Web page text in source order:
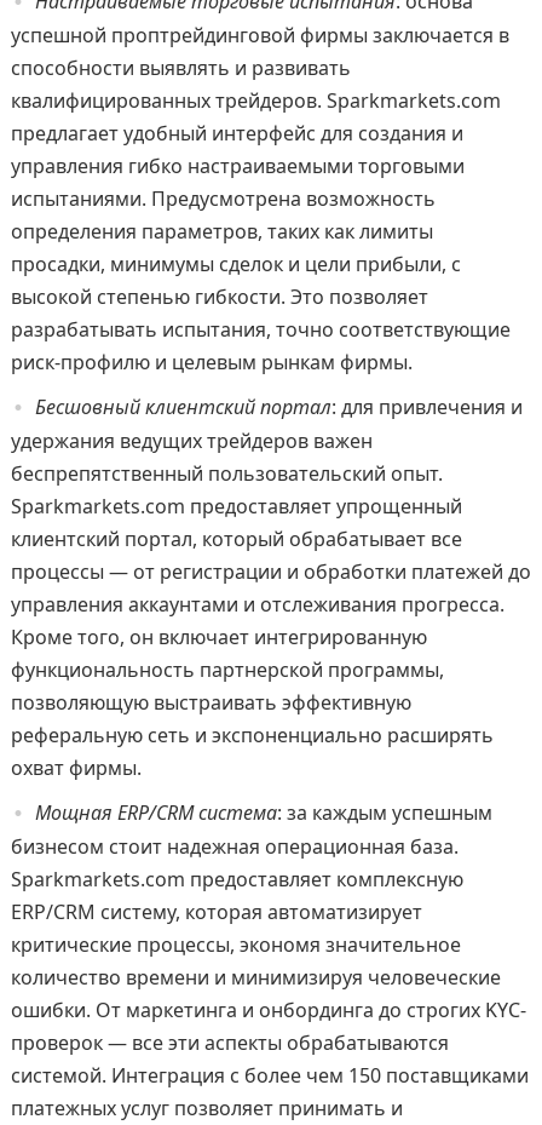
успешной проптрейдинговой фирмы заключается в
способности выявлять и развивать
квалифицированных трейдеров. Sparkmarkets.com
предлагает удобный интерфейс для создания и
управления гибко настраиваемыми торговыми
испытаниями. Предусмотрена возможность
определения параметров, таких как лимиты
просадки, минимумы сделок и цели прибыли, с
высокой степенью гибкости. Это позволяет
разрабатывать испытания, точно соответствующие
риск-профилю и целевым рынкам фирмы.
Бесшовный клиентский портал: для привлечения и
удержания ведущих трейдеров важен
беспрепятственный пользовательский опыт.
Sparkmarkets.com предоставляет упрощенный
клиентский портал, который обрабатывает все
процессы — от регистрации и обработки платежей до
управления аккаунтами и отслеживания прогресса.
Кроме того, он включает интегрированную
функциональность партнерской программы,
позволяющую выстраивать эффективную
реферальную сеть и экспоненциально расширять
охват фирмы.
Мощная ERP/CRM система: за каждым успешным
бизнесом стоит надежная операционная база.
Sparkmarkets.com предоставляет комплексную
ERP/CRM систему, которая автоматизирует
критические процессы, экономя значительное
количество времени и минимизируя человеческие
ошибки. От маркетинга и онбординга до строгих KYC-
проверок — все эти аспекты обрабатываются
системой. Интеграция с более чем 150 поставщиками
платежных услуг позволяет принимать и